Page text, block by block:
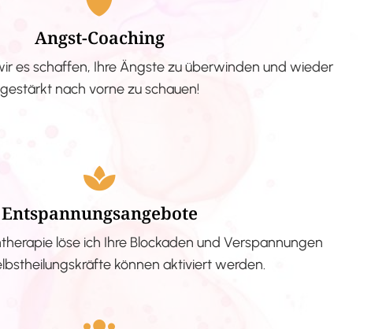
Angst-Coaching
es schaffen, Ihre Ängste zu überwinden und wieder
gestärkt nach vorne zu schauen!
Entspannungsangebote
löse ich Ihre Blockaden und Verspannungen
können aktiviert werden.